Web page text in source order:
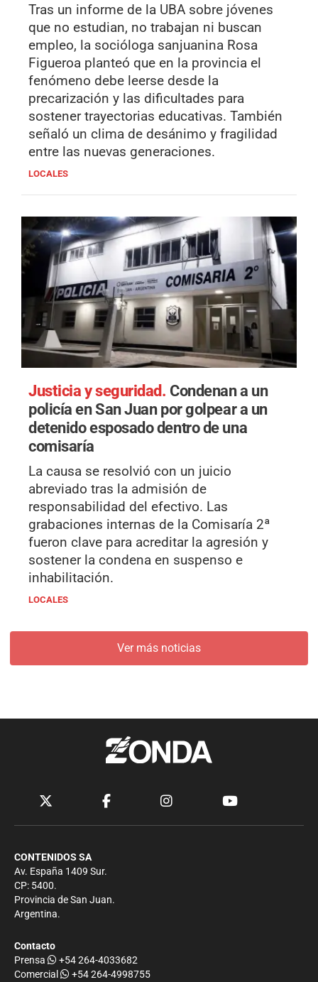
Tras un informe de la UBA sobre jóvenes
que no estudian, no trabajan ni buscan
empleo, la socióloga sanjuanina Rosa
Figueroa planteó que en la provincia el
fenómeno debe leerse desde la
precarización y las dificultades para
sostener trayectorias educativas. También
señaló un clima de desánimo y fragilidad
entre las nuevas generaciones.
LOCALES
Justicia y seguridad. Condenan a un
policía en San Juan por golpear a un
detenido esposado dentro de una
comisaría
La causa se resolvió con un juicio
abreviado tras la admisión de
responsabilidad del efectivo. Las
grabaciones internas de la Comisaría 2ª
fueron clave para acreditar la agresión y
sostener la condena en suspenso e
inhabilitación.
LOCALES
Ver más noticias
CONTENIDOS SA
Av. España 1409 Sur.
CP: 5400.
Provincia de San Juan.
Argentina.
Contacto
Prensa
+54 264-4033682
Comercial
+54 264-4998755